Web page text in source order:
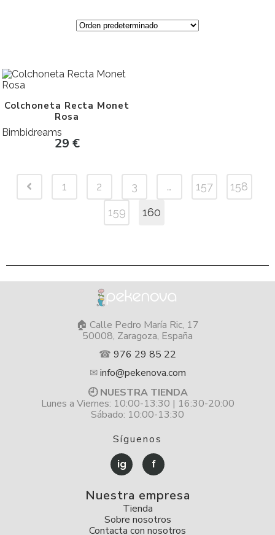
Colchoneta Recta Monet
Rosa
Bimbidreams
29 €
1 2 3 … 157
158
159
160
🏠 Calle Pedro María Ric, 17
50008, Zaragoza, España
☎ 976 29 85 22
✉info@pekenova.com
🕘 NUESTRA TIENDA
Lunes a Viernes: 10:00-13:30 | 16:30-20:00
Sábado: 10:00-13:30
Síguenos
ig f
Nuestra empresa
Tienda
Sobre nosotros
Contacta con nosotros